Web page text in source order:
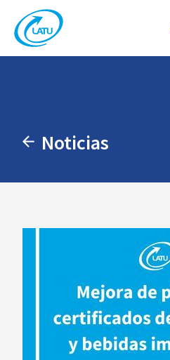
Noticias